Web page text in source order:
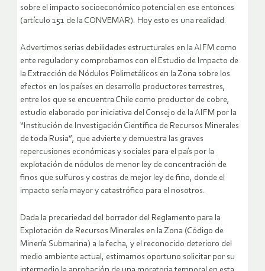
sobre el impacto socioeconómico potencial en ese entonces
(artículo 151 de la CONVEMAR). Hoy esto es una realidad.
Advertimos serias debilidades estructurales en la AIFM como
ente regulador y comprobamos con el Estudio de Impacto de
la Extracción de Nódulos Polimetálicos en la Zona sobre los
efectos en los países en desarrollo productores terrestres,
entre los que se encuentra Chile como productor de cobre,
estudio elaborado por iniciativa del Consejo de la AIFM por la
“Institución de Investigación Científica de Recursos Minerales
de toda Rusia”, que advierte y demuestra las graves
repercusiones económicas y sociales para el país por la
explotación de nódulos de menor ley de concentración de
finos que sulfuros y costras de mejor ley de fino, donde el
impacto sería mayor y catastrófico para el nosotros.
Dada la precariedad del borrador del Reglamento para la
Explotación de Recursos Minerales en la Zona (Código de
Minería Submarina) a la fecha, y el reconocido deterioro del
medio ambiente actual, estimamos oportuno solicitar por su